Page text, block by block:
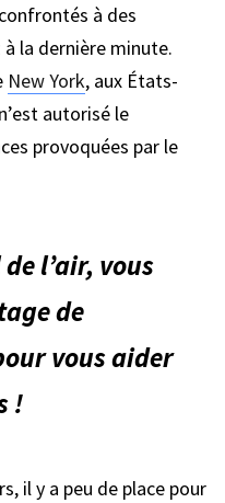
à des
à la dernière minute.
New York, aux États-
autorisé le
provoquées par le
l’air, vous
de
vous aider
!
il y a peu de place pour